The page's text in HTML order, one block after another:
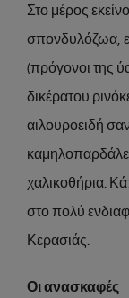
Στο μέρος
σπονδυλόζωα,
(πρόγονοι της
δικέρατου
αιλουροειδή
χαλικοθήρια.
στο πολύ
Κερασιάς.
Οι ανασκαφές